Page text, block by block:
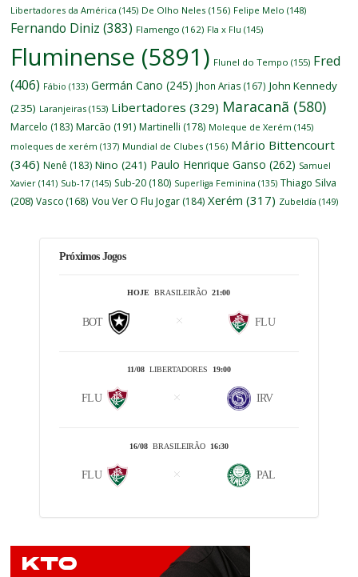
Libertadores da América (145) De Olho Neles (156) Felipe Melo (148)
Fernando Diniz (383) Flamengo (162) Fla x Flu (145)
Fluminense (5891) Flunel do Tempo (155) Fred
(406) Fábio (133) Germán Cano (245) Jhon Arias (167) John Kennedy
(235) Laranjeiras (153) Libertadores (329) Maracanã (580)
Marcelo (183) Marcão (191) Martinelli (178) Moleque de Xerém (145)
moleques de xerém (137) Mundial de Clubes (156) Mário Bittencourt
(346) Nenê (183) Nino (241) Paulo Henrique Ganso (262) Samuel
Xavier (141) Sub-17 (145) Sub-20 (180) Superliga Feminina (135) Thiago Silva
(208) Vasco (168) Vou Ver O Flu Jogar (184) Xerém (317) Zubeldía (149)
Próximos Jogos
HOJE BRASILEIRÃO21:00
BOT FLU
11/08LIBERTADORES 19:00
FLU IRV
16/08BRASILEIRÃO 16:30
FLU PAL